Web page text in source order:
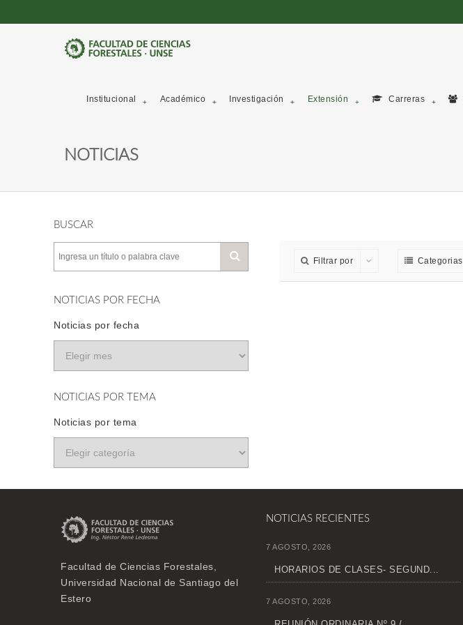
Institucional Académico Investigación Extensión Carreras
NOTICIAS
BUSCAR
NOTICIAS POR FECHA
Noticias por fecha
NOTICIAS POR TEMA
Noticias por tema
Filtrar por Categorias
Facultad de Ciencias Forestales,
Universidad Nacional de Santiago del
Estero
NOTICIAS RECIENTES
7 AGOSTO, 2026
HORARIOS DE CLASES- SEGUND...
7 AGOSTO, 2026